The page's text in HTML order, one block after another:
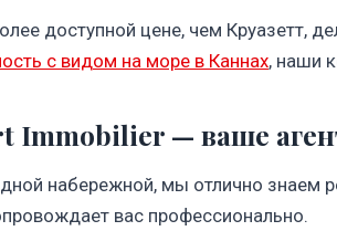
доступной цене, чем Круазетт,
с видом на море в Каннах, наши
Immobilier — ваше
набережной, мы отлично
вас профессионально.